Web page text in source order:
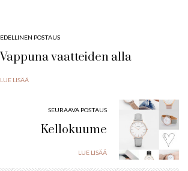
EDELLINEN POSTAUS
Vappuna vaatteiden alla
LUE LISÄÄ
SEURAAVA POSTAUS
Kellokuume
LUE LISÄÄ